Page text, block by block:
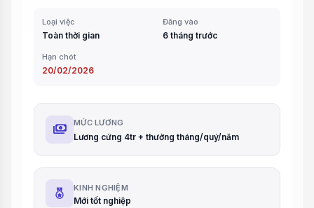
Loại việc
Toàn thời gian
Đăng vào
6 tháng trước
Hạn chót
20/02/2026
payments MỨC LƯƠNG
Lương cứng 4tr + thưởng tháng/quý/năm
KINH NGHIỆM
Mới tốt nghiệp